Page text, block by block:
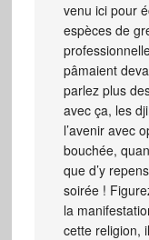
venu ici pour
espèces de
pâmaient
parlez plus
avec ça, les
l’avenir avec
bouchée,
que d’y
soirée !
la
cette religion,